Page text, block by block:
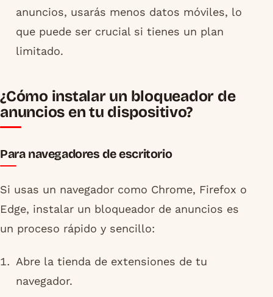
anuncios, usarás menos datos móviles, lo
que puede ser crucial si tienes un plan
limitado.
¿Cómo instalar un bloqueador de
anuncios en tu dispositivo?
Para navegadores de escritorio
Si usas un navegador como Chrome, Firefox o
Edge, instalar un bloqueador de anuncios es
un proceso rápido y sencillo:
Abre la tienda de extensiones de tu
navegador.